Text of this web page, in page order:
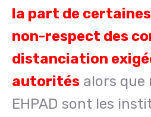
la part de
non-respect des
distanciation
autorités alors que
EHPAD sont les